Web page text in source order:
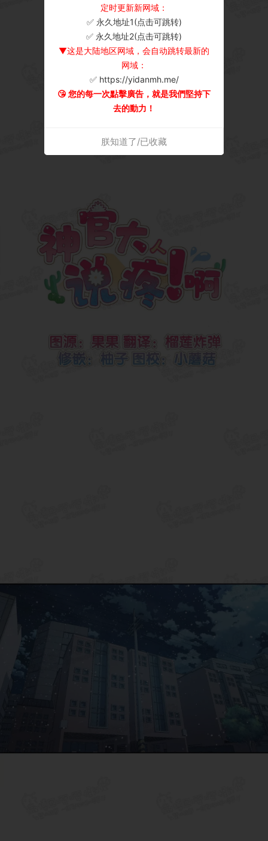
定时更新新网域：
✅ 永久地址1(点击可跳转)
✅ 永久地址2(点击可跳转)
▼这是大陆地区网域，会自动跳转最新的
网域：
✅ https://yidanmh.me/
😘 您的每一次點擊廣告，就是我們堅持下
去的動力！
朕知道了/已收藏